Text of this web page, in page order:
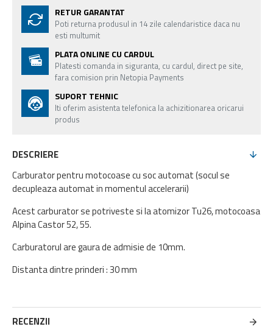
RETUR GARANTAT
Poti returna produsul in 14 zile calendaristice daca nu
esti multumit
PLATA ONLINE CU CARDUL
Platesti comanda in siguranta, cu cardul, direct pe site,
fara comision prin Netopia Payments
SUPORT TEHNIC
Iti oferim asistenta telefonica la achizitionarea oricarui
produs
DESCRIERE
Carburator pentru motocoase cu soc automat (socul se
decupleaza automat in momentul accelerarii)
Acest carburator se potriveste si la atomizor Tu26, motocoasa
Alpina Castor 52, 55.
Carburatorul are gaura de admisie de 10mm.
Distanta dintre prinderi : 30 mm
RECENZII